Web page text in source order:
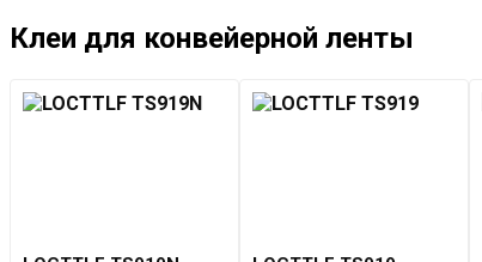
Клеи для конвейерной ленты